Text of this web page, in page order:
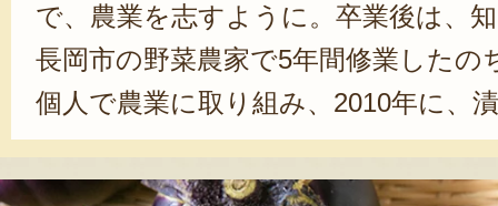
で、農業を志すように。卒業後は、
長岡市の野菜農家で5年間修業したの
個人で農業に取り組み、2010年に、
目的に、近隣の先輩農家とともに長
上げた。2012年に代表に就任し、今